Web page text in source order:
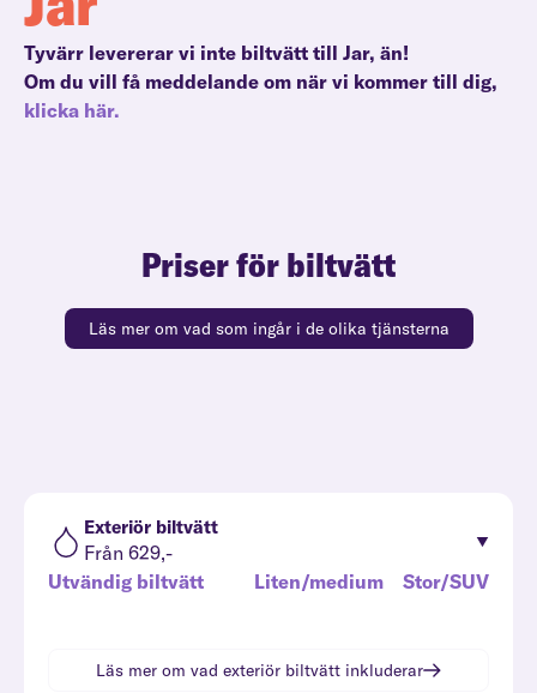
Tyvärr levererar vi inte biltvätt till Jar, än!
Om du vill få meddelande om när vi kommer till dig,
klicka här.
Priser för biltvätt
Läs mer om vad som ingår i de olika tjänsterna
Exteriör biltvätt
Från 629,-
Utvändig biltvätt
Liten/medium Stor/SUV
Läs mer om vad exteriör biltvätt inkluderar